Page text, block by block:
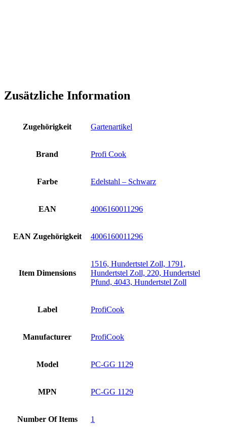
Zusätzliche Information
Zugehörigkeit Gartenartikel
Brand Profi Cook
Farbe Edelstahl – Schwarz
EAN 4006160011296
EAN Zugehörigkeit 4006160011296
Item Dimensions
1516, Hundertstel Zoll, 1791,
Hundertstel Zoll, 220, Hundertstel
Pfund, 4043, Hundertstel Zoll
Label ProfiCook
Manufacturer ProfiCook
Model PC-GG 1129
MPN PC-GG 1129
Number Of Items 1